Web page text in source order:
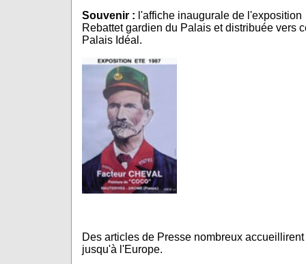
Souvenir : l'affiche inaugurale de
Rebattet gardien du Palais et distribuée vers
Palais Idéal.
Des articles de Presse nombreux
jusqu'à l'Europe.